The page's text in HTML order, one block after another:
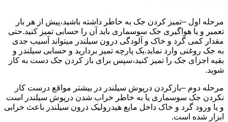
مرحله اول –تمیز کردن جک به خاطر داشته باشید،پیش از هر بار
تعمیر و یا هواگیری جک سوسماری باید آن را حسابی تمیز کنید.حتی
مقدار کمی گرد و خاک و آلودگی درون سیلندر میتواند آسیب جدی
به جک روغنی وارد نماید.یک پارچه تمیز بردارید و حسابی سیلندر و
بقیه اجزای جک را تمیز کنید،سپس برای باز کردن جک دست به کار
شوید.
مرحله دوم –بازکردن درپوش سیلندر در بیشتر مواقع درست کار
نکردن جک سوسماری یا به خاطر خراب شدن درپوش سیلندر است
و یا ورود گرد و خاک داخل مایع هیدرولیک درون سیلندر باعث خرابی
ابزار شده است.